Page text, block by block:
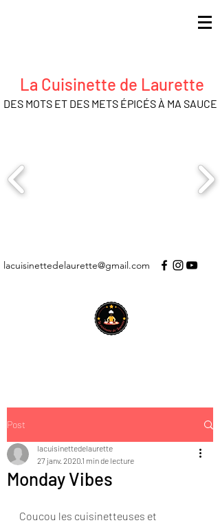
La Cuisinette de Laurette
DES MOTS ET DES METS ÉPICÉS À MA SAUCE
lacuisinettedelaurette@gmail.com
Post
Monday Vibes
lacuisinettedelaurette
27 janv. 2020 1 min de lecture
Coucou les cuisinetteuses et